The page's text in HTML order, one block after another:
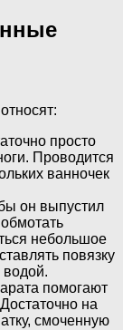
просто
Проводится
ванночек
он выпустил
небольшое
повязку
водой.
помогают
на
смоченную